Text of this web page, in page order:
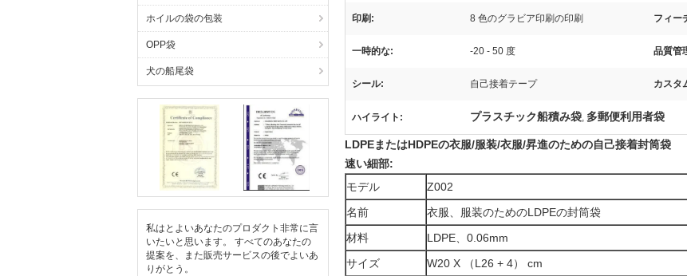
ホイルの袋の包装
OPP袋
犬の船尾袋
私はとよいあなたのプロダクト非常に言
いたいと思います。 すべてのあなたの
提案を、また販売サービスの後でよいあ
りがとう。
印刷: 8 色のグラビア印刷の印刷 フィー
一時的な: -20 - 50 度 品質管
シール: 自己接着テープ カスタ
ハイライト: プラスチック船積み袋, 多郵便利用者袋
LDPEまたはHDPEの衣服/服装/衣服/昇進のための自己接着封筒袋
速い細部:
モデル
Z002
名前
衣服、服装のためのLDPEの封筒袋
材料
LDPE、0.06mm
サイズ
W20 X （L26 + 4） cm